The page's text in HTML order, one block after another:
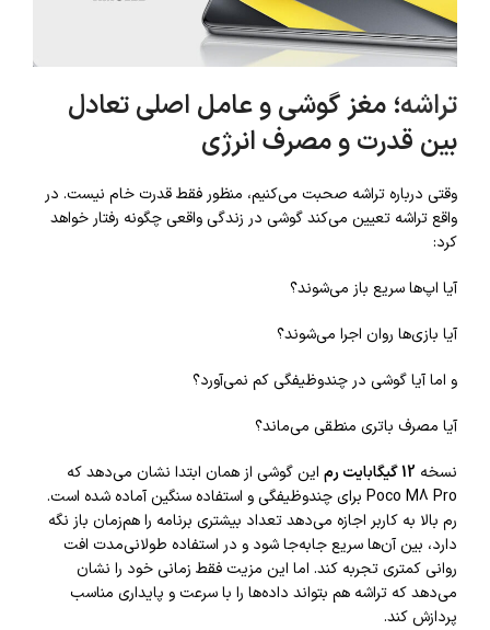
تراشه؛ مغز گوشی و عامل اصلی تعادل
بین قدرت و مصرف انرژی
وقتی درباره تراشه صحبت می‌کنیم، منظور فقط قدرت خام نیست. در
واقع تراشه تعیین می‌کند گوشی در زندگی واقعی چگونه رفتار خواهد
کرد:
آیا اپ‌ها سریع باز می‌شوند؟
آیا بازی‌ها روان اجرا می‌شوند؟
و اما آیا گوشی در چندوظیفگی کم نمی‌آورد؟
آیا مصرف باتری منطقی می‌ماند؟
نسخه 12 گیگابایت رم
این گوشی از همان ابتدا نشان می‌دهد که
Poco M8 Pro برای چندوظیفگی و استفاده سنگین آماده شده است.
رم بالا به کاربر اجازه می‌دهد تعداد بیشتری برنامه را هم‌زمان باز نگه
دارد، بین آن‌ها سریع جابه‌جا شود و در استفاده طولانی‌مدت افت
روانی کمتری تجربه کند. اما این مزیت فقط زمانی خود را نشان
می‌دهد که تراشه هم بتواند داده‌ها را با سرعت و پایداری مناسب
پردازش کند.